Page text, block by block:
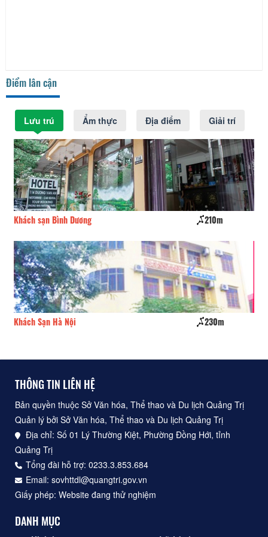
Điểm lân cận
Lưu trú Ẩm thực Địa điểm Giải trí
Khách sạn Bình Dương 210m
Khách Sạn Hà Nội 230m
THÔNG TIN LIÊN HỆ
Bản quyền thuộc Sở Văn hóa, Thể thao và Du lịch Quảng Trị
Quản lý bởi Sở Văn hóa, Thể thao và Du lịch Quảng Trị
Địa chỉ: Số 01 Lý Thường Kiệt, Phường Đồng Hới, tỉnh
Quảng Trị
Tổng đài hỗ trợ: 0233.3.853.684
Email: sovhttdl@quangtri.gov.vn
Giấy phép: Website đang thử nghiệm
DANH MỤC